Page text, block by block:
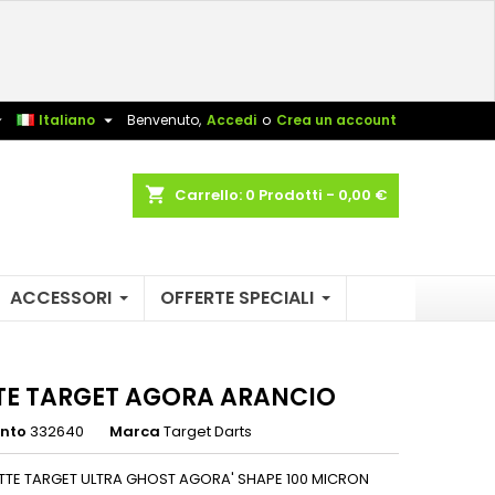
Benvenuto, Accedi o Crea un account
Italiano 
shopping_cart Carrello: 0 Prodotti - 0,00 €
ACCESSORI OFFERTE SPECIALI
TARGET AGORA ARANCIO
332640 Marca Target Darts
TARGET ULTRA GHOST AGORA' SHAPE 100 MICRON